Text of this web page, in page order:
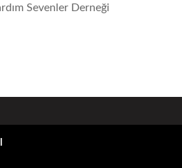
Sevenler Derneği